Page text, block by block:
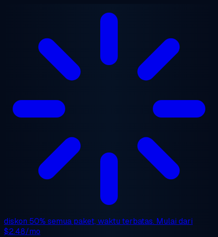
diskon 50% semua paket, waktu terbatas. Mulai dari
$2.48/mo